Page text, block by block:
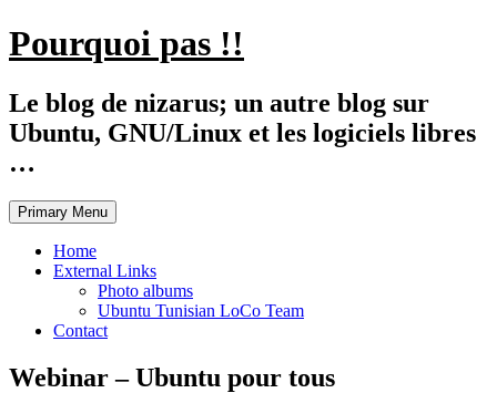
Skip
to
Pourquoi pas !!
Le blog de nizarus; un autre blog sur
Ubuntu, GNU/Linux et les logiciels libres
…
Primary Menu
Home
External Links
Photo albums
Ubuntu Tunisian LoCo Team
Contact
Webinar – Ubuntu pour tous